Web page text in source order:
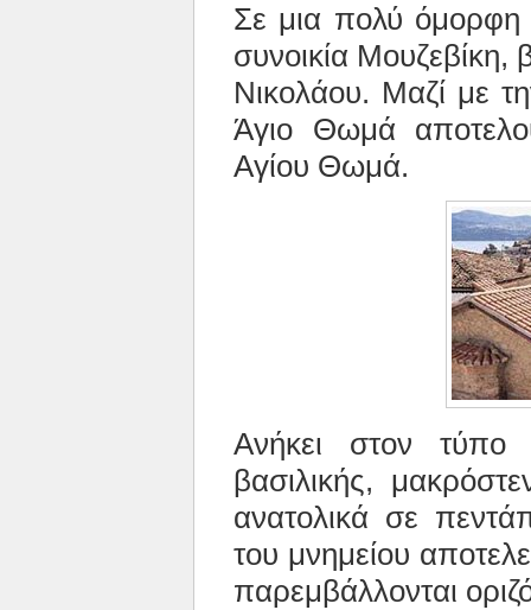
Σε μια πολύ όμορφη
συνοικία Μουζεβίκη,
Νικολάου. Μαζί με
Άγιο Θωμά
Αγίου Θωμά.
Ανήκει στον τύπο
βασιλικής,
ανατολικά σε
του μνημείου
παρεμβάλλονται